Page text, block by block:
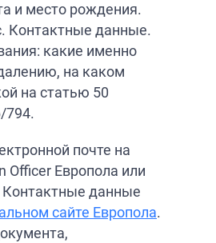
и место рождения.
Контактные данные.
какие именно
на каком
на статью 50
794.
почте на
Officer Европола или
данные
сайте Европола.